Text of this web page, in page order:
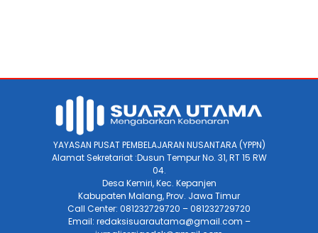
YAYASAN PUSAT PEMBELAJARAN NUSANTARA (YPPN)
Alamat Sekretariat :Dusun Tempur No. 31, RT 15 RW
04.
Desa Kemiri, Kec. Kepanjen
Kabupaten Malang, Prov. Jawa Timur
Call Center: 081232729720 – 081232729720
Email: redaksisuarautama@gmail.com –